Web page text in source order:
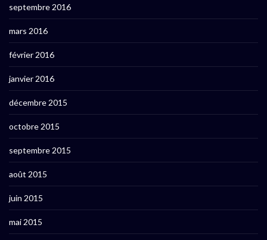
septembre 2016
mars 2016
février 2016
janvier 2016
décembre 2015
octobre 2015
septembre 2015
août 2015
juin 2015
mai 2015